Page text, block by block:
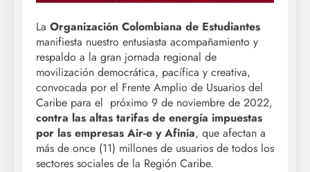
La Organización Colombiana de Estudiantes
manifiesta nuestro entusiasta acompañamiento y
respaldo a la gran jornada regional de
movilización democrática, pacífica y creativa,
convocada por el Frente Amplio de Usuarios del
Caribe para el próximo 9 de noviembre de 2022,
contra las altas tarifas de energía impuestas
por las empresas Air-e y Afinia, que afectan a
más de once (11) millones de usuarios de todos los
sectores sociales de la Región Caribe.